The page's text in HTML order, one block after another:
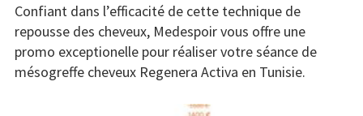
Confiant dans l’efficacité de cette technique de
repousse des cheveux, Medespoir vous offre une
promo exceptionelle pour réaliser votre séance de
mésogreffe cheveux Regenera Activa en Tunisie.